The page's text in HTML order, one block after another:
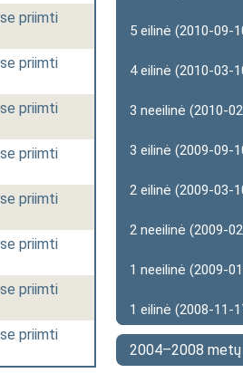
priimti
priimti
priimti
priimti
priimti
priimti
priimti
priimti
5 eilinė (2010-09-
4 eilinė (2010-03-
3 neeilinė (2010-
3 eilinė (2009-09-
2 eilinė (2009-03-
2 neeilinė (2009-
1 neeilinė (2009-
1 eilinė (2008-11-
2004–2008 metų